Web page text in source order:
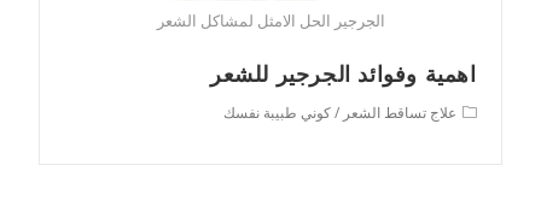
الجرجير الحل الامثل لمشاكل الشعر
اهمية وفوائد الجرجير للشعر
Postعلاج تساقط الشعر / كوني طبيبة نفسك